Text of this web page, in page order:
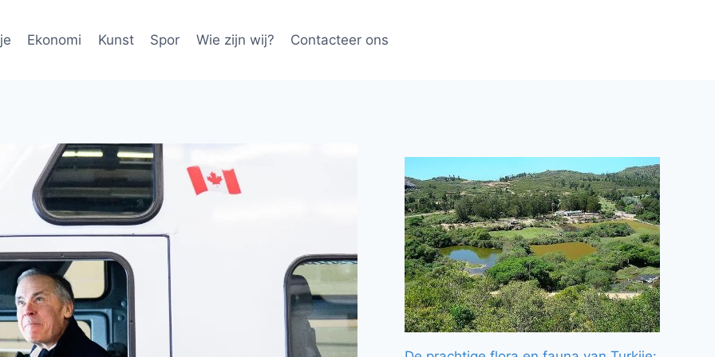
Ekonomi Kunst Spor Wie zijn wij? Contacteer ons